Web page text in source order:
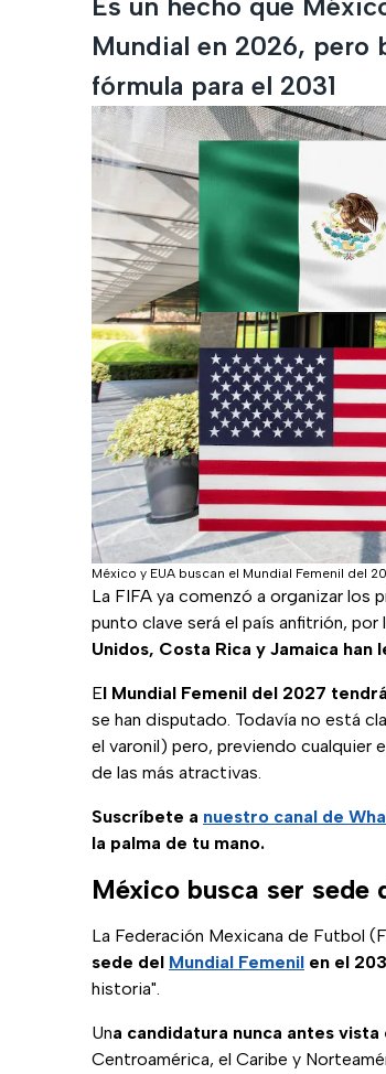
Mundial en 2026, pero
fórmula para el 2031
México y EUA buscan el Mundial Femenil del
La FIFA ya comenzó a organizar los
punto clave será el país anfitrión,
Unidos, Costa Rica y Jamaica
El Mundial Femenil del 2027
se han disputado. Todavía no está
el varonil) pero, previendo cualquier
de las más atractivas.
Suscríbete a nuestro canal de
la palma de tu mano.
México busca ser sede
La Federación Mexicana de Futbol
sede del Mundial Femenil en el
historia".
Una candidatura nunca antes
Centroamérica, el Caribe y